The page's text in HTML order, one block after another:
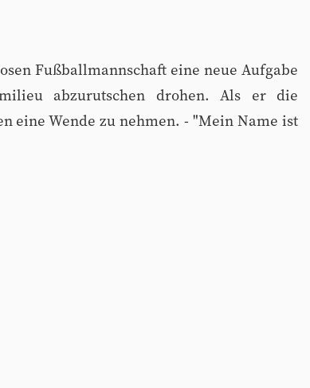
Fußballmannschaft eine neue Aufgabe
abzurutschen drohen. Als er die
eine Wende zu nehmen. - "Mein Name ist